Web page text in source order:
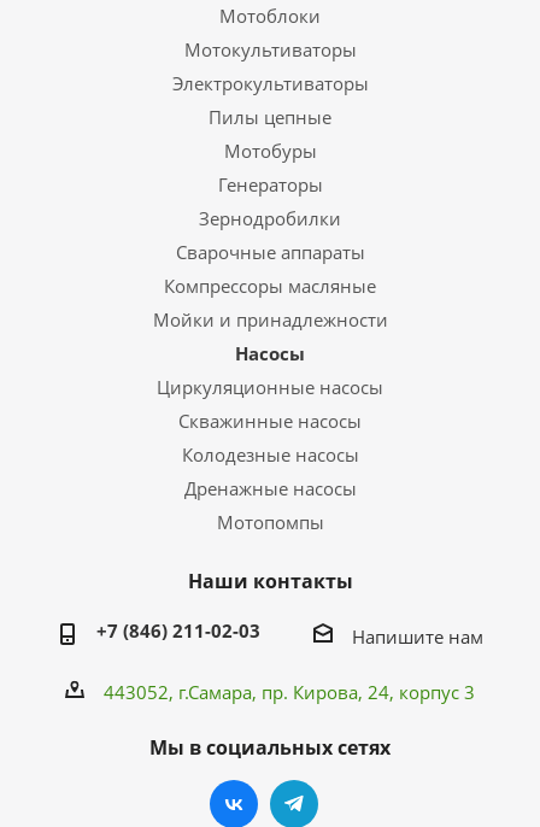
Мотоблоки
Мотокультиваторы
Электрокультиваторы
Пилы цепные
Мотобуры
Генераторы
Зернодробилки
Сварочные аппараты
Компрессоры масляные
Мойки и принадлежности
Насосы
Циркуляционные насосы
Скважинные насосы
Колодезные насосы
Дренажные насосы
Мотопомпы
Наши контакты
+7 (846) 211-02-03 Напишите нам
443052, г.Самара, пр. Кирова, 24, корпус 3
Мы в социальных сетях